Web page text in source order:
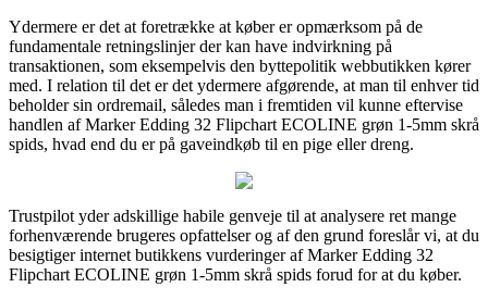
Ydermere er det at foretrække at køber er opmærksom på de
fundamentale retningslinjer der kan have indvirkning på
transaktionen, som eksempelvis den byttepolitik webbutikken kører
med. I relation til det er det ydermere afgørende, at man til enhver tid
beholder sin ordremail, således man i fremtiden vil kunne eftervise
handlen af Marker Edding 32 Flipchart ECOLINE grøn 1-5mm skrå
spids, hvad end du er på gaveindkøb til en pige eller dreng.
Trustpilot yder adskillige habile genveje til at analysere ret mange
forhenværende brugeres opfattelser og af den grund foreslår vi, at du
besigtiger internet butikkens vurderinger af Marker Edding 32
Flipchart ECOLINE grøn 1-5mm skrå spids forud for at du køber.